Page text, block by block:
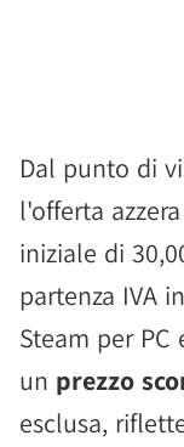
Dal punto di
l'offerta
iniziale di
partenza IVA
Steam per
un prezzo
esclusa,